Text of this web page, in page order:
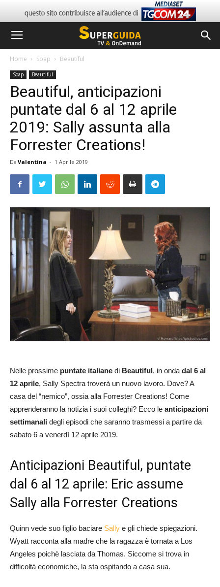
Home Soap Beautiful
Soap Beautiful
Beautiful, anticipazioni
puntate dal 6 al 12 aprile
2019: Sally assunta alla
Forrester Creations!
Da Valentina - 1 Aprile 2019
Nelle prossime puntate italiane di Beautiful, in onda dal 6 al
12 aprile, Sally Spectra troverà un nuovo lavoro. Dove? A
casa del “nemico”, ossia alla Forrester Creations! Come
apprenderanno la notizia i suoi colleghi? Ecco le anticipazioni
settimanali degli episodi che saranno trasmessi a partire da
sabato 6 a venerdì 12 aprile 2019.
Anticipazioni Beautiful, puntate
dal 6 al 12 aprile: Eric assume
Sally alla Forrester Creations
Quinn vede suo figlio baciare Sally e gli chiede spiegazioni.
Wyatt racconta alla madre che la ragazza è tornata a Los
Angeles poichè lasciata da Thomas. Siccome si trova in
difficoltà economiche, la sta ospitando a casa sua.